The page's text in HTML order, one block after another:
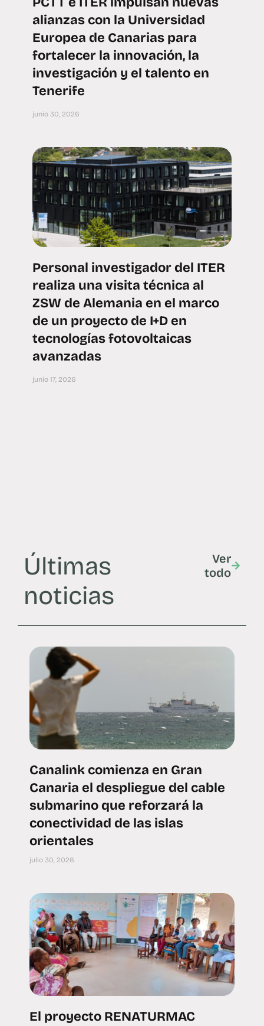
alianzas con la Universidad
Europea de Canarias para
fortalecer la innovación, la
investigación y el talento en
Tenerife
junio 30, 2026
Personal investigador del ITER
realiza una visita técnica al
ZSW de Alemania en el marco
de un proyecto de I+D en
tecnologías fotovoltaicas
avanzadas
junio 17, 2026
Últimas
noticias
Ver
todo
Canalink comienza en Gran
Canaria el despliegue del cable
submarino que reforzará la
conectividad de las islas
orientales
julio 30, 2026
El proyecto RENATURMAC